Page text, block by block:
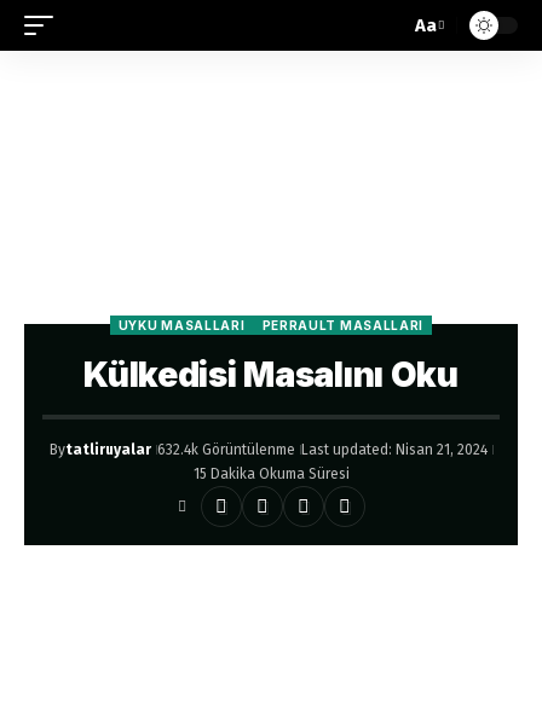
Aa
UYKU MASALLARI PERRAULT MASALLARI
Külkedisi Masalını Oku
Bytatliruyalar 632.4k Görüntülenme Last updated: Nisan 21, 2024
15 Dakika Okuma Süresi